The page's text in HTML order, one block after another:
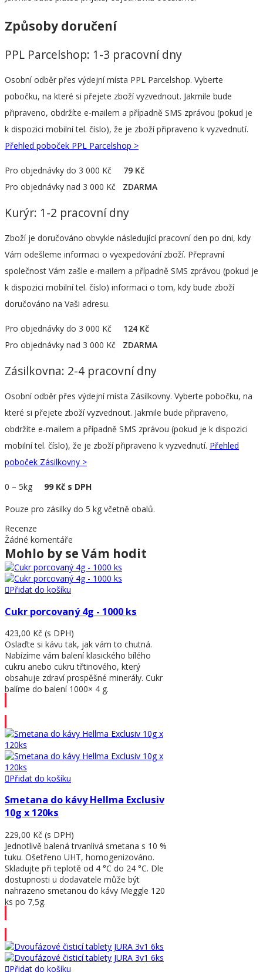
Způsoby doručení
PPL Parcelshop: 1-3 pracovní dny
Osobní odběr přes výdejní místa PPL Parcelshop. Vyberte
pobočku, na které si přejete zboží vyzvednout. Jakmile bude
připraveno, obdržíte e-mailem a případně SMS zprávou (pokud je
k dispozici mobilní tel. číslo), že je zboží připraveno k vyzvednutí.
Přehled poboček PPL Parcelshop >
Pro objednávky do 3 000 Kč 79 Kč
Pro objednávky nad 3 000 Kč ZDARMA
Kurýr: 1-2 pracovní dny
Zboží je doručováno obvykle následující pracovní den po dni, kdy
Vám odešleme informaci o vyexpedování zboží. Přepravní
společnost Vám zašle e-mailem a případně SMS zprávou (pokud je
k dispozici mobilní tel. číslo) informaci o tom, kdy bude zboží
doručováno na Vaši adresu.
Pro objednávky do 3 000 Kč 124 Kč
Pro objednávky nad 3 000 Kč ZDARMA
Zásilkovna: 2-4 pracovní dny
Osobní odběr přes výdejní místa Zásilkovny. Vyberte pobočku, na
které si přejete zboží vyzvednout. Jakmile bude připraveno,
obdržíte e-mailem a případně SMS zprávou (pokud je k dispozici
mobilní tel. číslo), že je zboží připraveno k vyzvednutí. Přehled
poboček Zásilkovny >
0 – 5kg 99 Kč s DPH
Pouze pro zásilky do 5 kg včetně obalů.
Recenze
Žádné komentáře
Mohlo by se Vám hodit
Přidat do košíku
Cukr porcovaný 4g - 1000 ks
423,00 Kč (s DPH)
Oslaďte si kávu tak, jak vám to chutná.
Nabízíme vám balení klasického bílého
cukru anebo cukru třtinového, který
obsahuje zdraví prospěšné minerály. Cukr
balíme do balení 1000× 4 g.
Přidat do košíku
Smetana do kávy Hellma Exclusiv
10g x 120ks
229,00 Kč (s DPH)
Jednotlivě balená trvanlivá smetana s 10 %
tuku. Ošetřeno UHT, homogenizováno.
Skladujte při teplotě od 4 °C do 24 °C. Dle
dostupnosti u dodavatele může být
nahrazeno smetanou do kávy Meggle 120
ks po 7,5g.
Přidat do košíku